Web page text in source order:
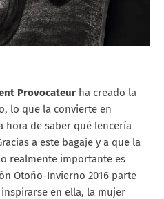
Provocateur ha creado la
lo que la convierte en
hora de saber qué lencería
a este bagaje y a que la
realmente importante es
Otoño-Invierno 2016 parte
en ella, la mujer